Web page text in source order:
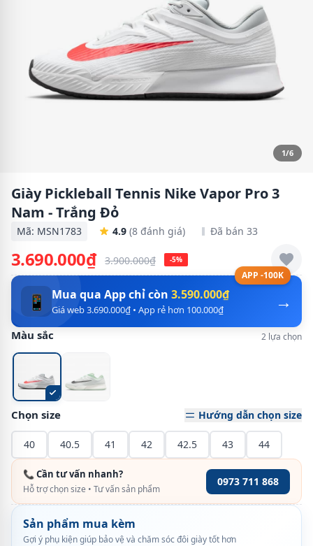
1/6
Giày Pickleball Tennis Nike Vapor Pro 3
Nam - Trắng Đỏ
Mã: MSN1783 4.9 (8 đánh giá) Đã bán 33
3.690.000₫ 3.900.000₫ -5%
APP -100K
→
📱 Mua qua App chỉ còn 3.590.000₫
Giá web 3.690.000₫ • App rẻ hơn 100.000₫
Màu sắc 2 lựa chọn
Chọn size Hướng dẫn chọn size
40 40.5 41 42 42.5 43 44
📞 Cần tư vấn nhanh?
Hỗ trợ chọn size • Tư vấn sản phẩm
0973 711 868
Sản phẩm mua kèm
Gợi ý phụ kiện giúp bảo vệ và chăm sóc đôi giày tốt hơn